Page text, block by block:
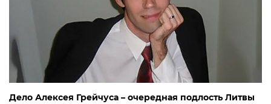
Дело Алексея Грейчуса – очередная подлость Литвы